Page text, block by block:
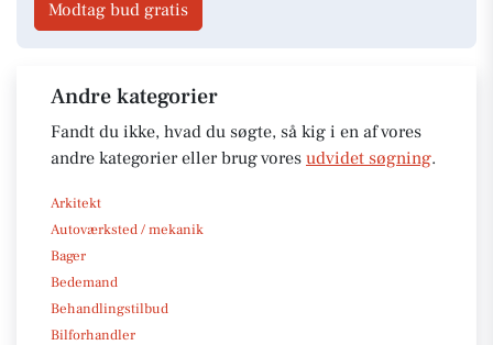
Modtag bud gratis
Andre kategorier
Fandt du ikke, hvad du søgte, så kig i en af vores
andre kategorier eller brug vores udvidet søgning.
Arkitekt
Autoværksted / mekanik
Bager
Bedemand
Behandlingstilbud
Bilforhandler